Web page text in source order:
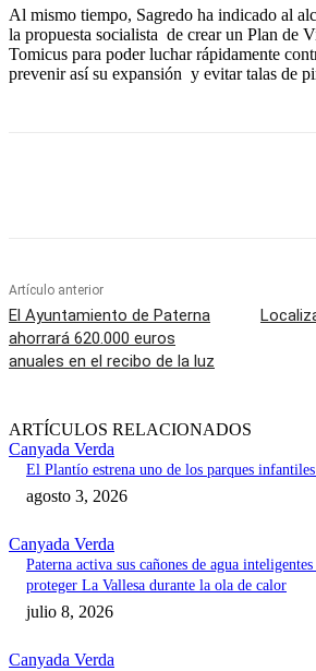
Al mismo tiempo, Sagredo ha indicado al
la propuesta socialista de crear un Plan de
Tomicus para poder luchar rápidamente
prevenir así su expansión y evitar talas de
Artículo anterior
El Ayuntamiento de Paterna
ahorrará 620.000 euros
anuales en el recibo de la luz
ARTÍCULOS RELACIONADOS
Canyada Verda
El Plantío estrena uno de los parques
agosto 3, 2026
Canyada Verda
Paterna activa sus cañones de agua
proteger La Vallesa durante la ola de calor
julio 8, 2026
Canyada Verda